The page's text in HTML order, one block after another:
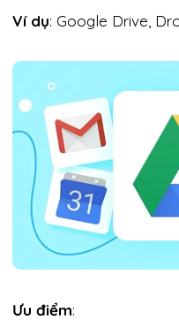
Ví dụ: Google Drive,
Ưu điểm: